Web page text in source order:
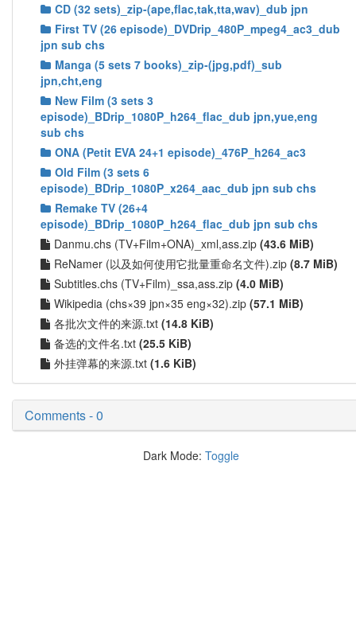
CD (32 sets)_zip-(ape,flac,tak,tta,wav)_dub jpn
First TV (26 episode)_DVDrip_480P_mpeg4_ac3_dub
jpn sub chs
Manga (5 sets 7 books)_zip-(jpg,pdf)_sub
jpn,cht,eng
New Film (3 sets 3
episode)_BDrip_1080P_h264_flac_dub jpn,yue,eng
sub chs
ONA (Petit EVA 24+1 episode)_476P_h264_ac3
Old Film (3 sets 6
episode)_BDrip_1080P_x264_aac_dub jpn sub chs
Remake TV (26+4
episode)_BDrip_1080P_h264_flac_dub jpn sub chs
Danmu.chs (TV+Film+ONA)_xml,ass.zip (43.6 MiB)
ReNamer (以及如何使用它批量重命名文件).zip (8.7 MiB)
Subtitles.chs (TV+Film)_ssa,ass.zip (4.0 MiB)
Wikipedia (chs×39 jpn×35 eng×32).zip (57.1 MiB)
各批次文件的来源.txt (14.8 KiB)
备选的文件名.txt (25.5 KiB)
外挂弹幕的来源.txt (1.6 KiB)
Comments - 0
Dark Mode: Toggle